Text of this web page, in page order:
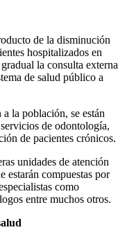
de la disminución
hospitalizados en
la consulta externa
de salud público a
la población, se están
de odontología,
de pacientes crónicos.
unidades de atención
estarán compuestas por
como
entre muchos otros.